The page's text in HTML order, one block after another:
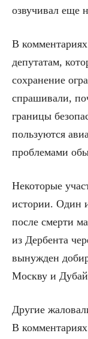
озвучивал еще
В
депутатам,
сохранение
спрашивали,
границы
пользуются
проблемами
Некоторые
истории. Один
после смерти
из Дербента
вынужден
Москву и
Другие
В